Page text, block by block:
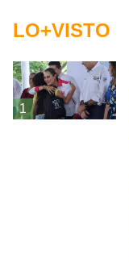
LO+VISTO
1